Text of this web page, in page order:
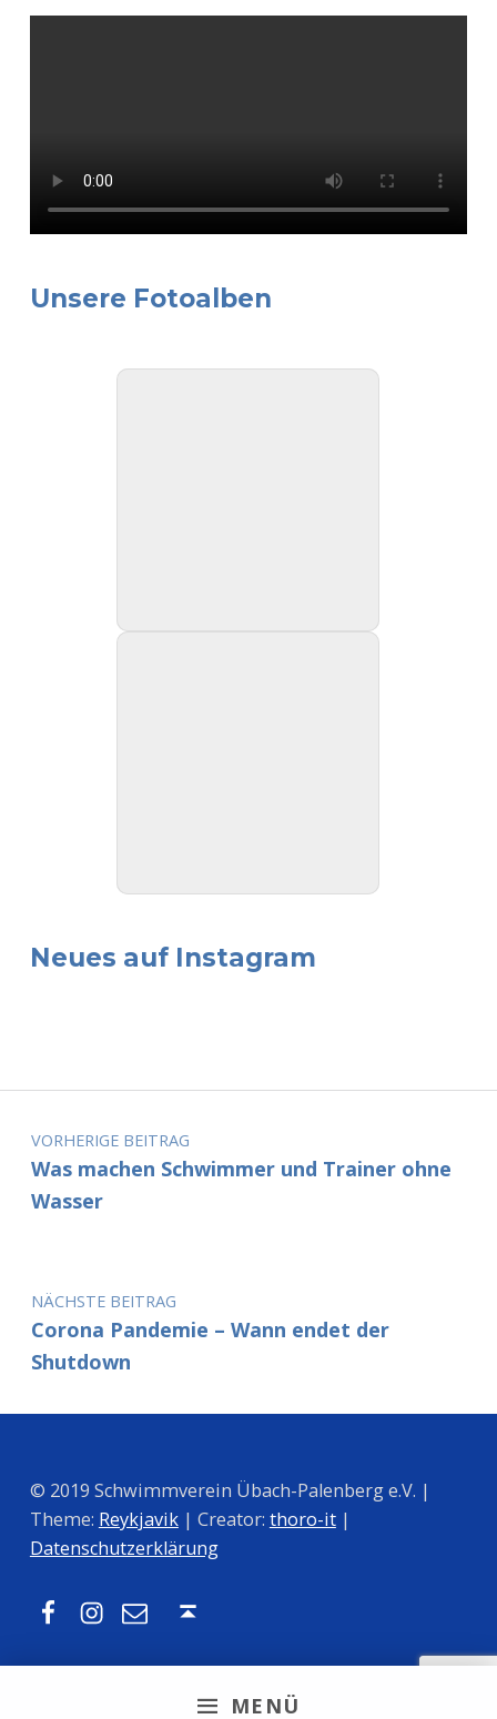
MENÜ
Unsere Fotoalben
Neues auf Instagram
Beitragsnavigation
VORHERIGE BEITRAG
Was machen Schwimmer und Trainer ohne
Wasser
NÄCHSTE BEITRAG
Corona Pandemie – Wann endet der
Shutdown
© 2019 Schwimmverein Übach-Palenberg e.V. |
Theme: Reykjavik| Creator: thoro-it|
Datenschutzerklärung
Facebook